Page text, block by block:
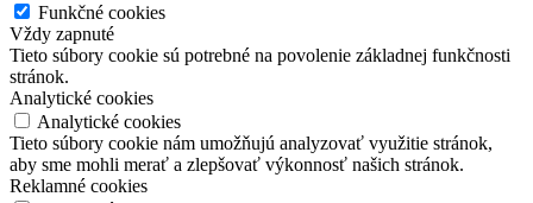
Funkčné cookies
Vždy zapnuté
Tieto súbory cookie sú potrebné na povolenie základnej funkčnosti
stránok.
Analytické cookies
Analytické cookies
Tieto súbory cookie nám umožňujú analyzovať využitie stránok,
aby sme mohli merať a zlepšovať výkonnosť našich stránok.
Reklamné cookies